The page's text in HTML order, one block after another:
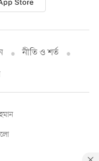
নীতি ও শর্ত